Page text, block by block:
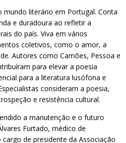
mundo literário em Portugal. Conta
e duradoura ao refletir a
do país. Viva em vários
coletivos, como o amor, a
Autores como Camões, Pessoa e
para elevar a poesia
para a literatura lusófona e
consideram a poesia,
e resistência cultural.
a manutenção e o futuro
Furtado, médico de
de presidente da Associação